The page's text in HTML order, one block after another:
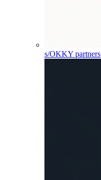
s/OKKY partners